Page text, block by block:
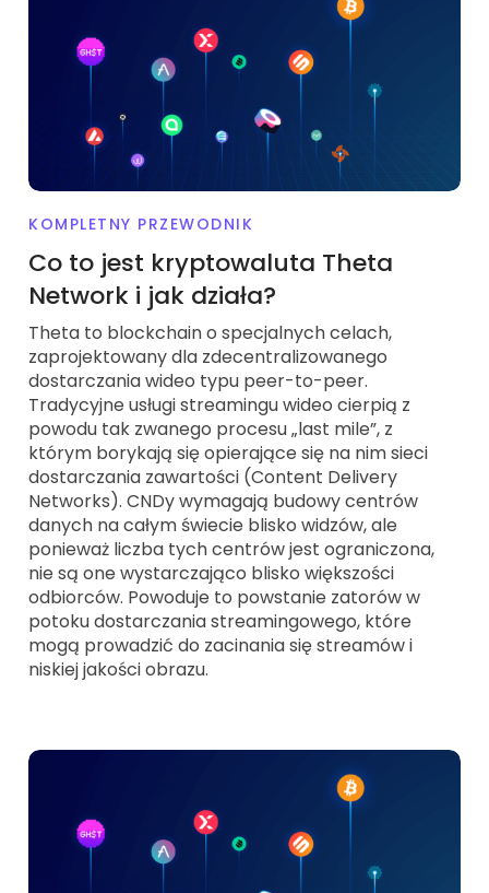
KOMPLETNY PRZEWODNIK
Co to jest kryptowaluta Theta
Network i jak działa?
Theta to blockchain o specjalnych celach,
zaprojektowany dla zdecentralizowanego
dostarczania wideo typu peer-to-peer.
Tradycyjne usługi streamingu wideo cierpią z
powodu tak zwanego procesu „last mile”, z
którym borykają się opierające się na nim sieci
dostarczania zawartości (Content Delivery
Networks). CNDy wymagają budowy centrów
danych na całym świecie blisko widzów, ale
ponieważ liczba tych centrów jest ograniczona,
nie są one wystarczająco blisko większości
odbiorców. Powoduje to powstanie zatorów w
potoku dostarczania streamingowego, które
mogą prowadzić do zacinania się streamów i
niskiej jakości obrazu.